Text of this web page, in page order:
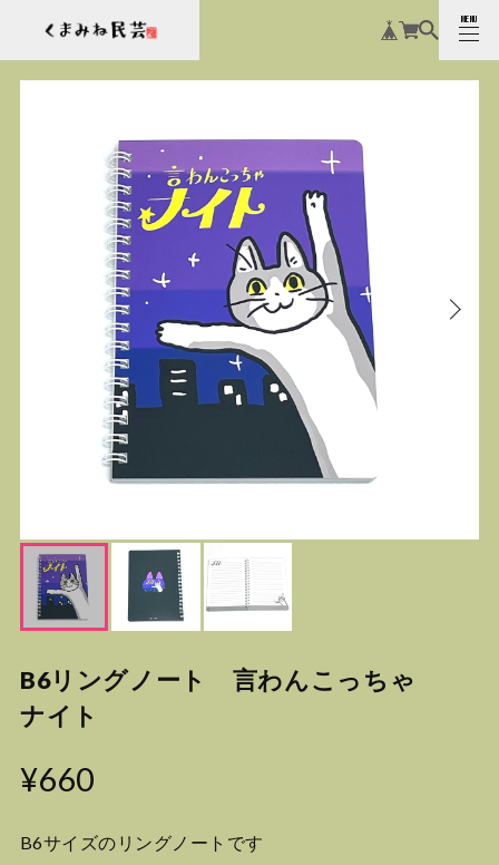
MENU
CLOSE
B6リングノート 言わんこっちゃ
ナイト
¥660
B6サイズのリングノートです